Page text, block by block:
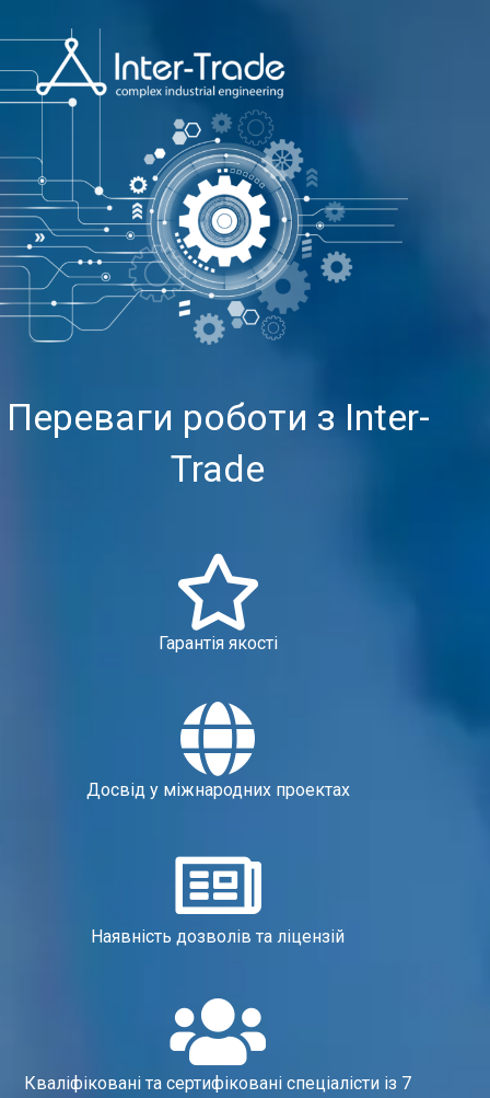
Переваги роботи з Inter-
Trade
Гарантія якості
Досвід у міжнародних проектах
Наявність дозволів та ліцензій
Кваліфіковані та сертифіковані спеціалісти із 7